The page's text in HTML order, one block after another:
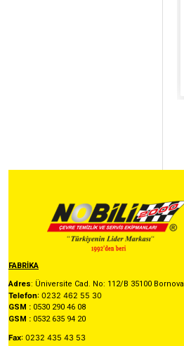
FABRİKA
Adres: Üniversite Cad. No: 112/B 35100
Telefon: 0232 462 55 30
GSM : 0530 290 46 08
GSM : 0532 635 94 20
Fax: 0232 435 43 53